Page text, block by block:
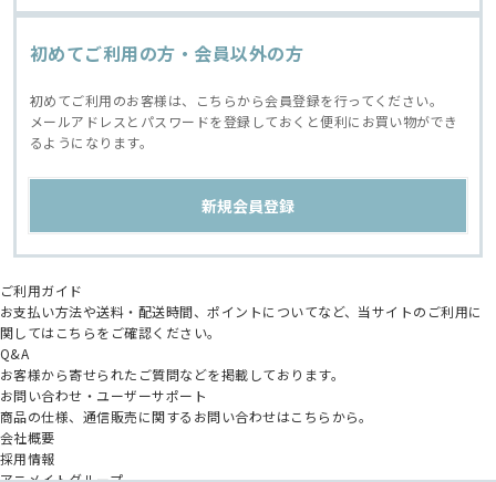
初めてご利用の方・会員以外の方
初めてご利用のお客様は、こちらから会員登録を行ってください。
メールアドレスとパスワードを登録しておくと便利にお買い物ができ
るようになります。
ご利用ガイド
お支払い方法や送料・配送時間、ポイントについてなど、当サイトのご利用に
関してはこちらをご確認ください。
Q&A
お客様から寄せられたご質問などを掲載しております。
お問い合わせ・ユーザーサポート
商品の仕様、通信販売に関するお問い合わせはこちらから。
会社概要
採用情報